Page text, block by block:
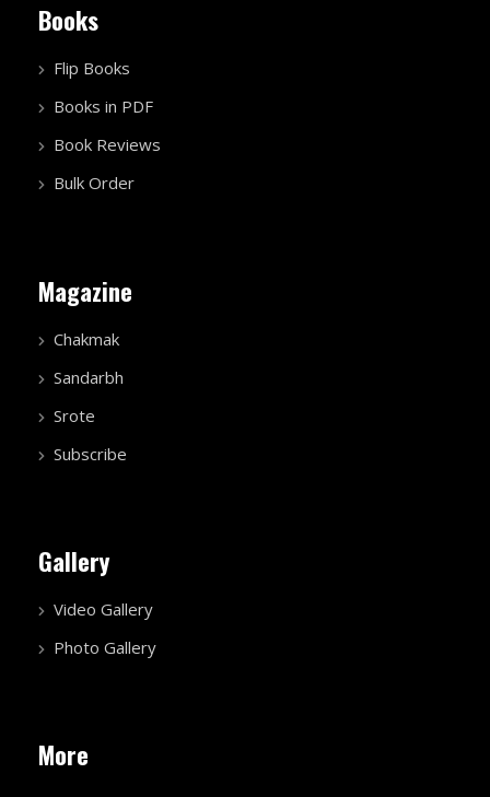
Books
Flip Books
Books in PDF
Book Reviews
Bulk Order
Magazine
Chakmak
Sandarbh
Srote
Subscribe
Gallery
Video Gallery
Photo Gallery
More